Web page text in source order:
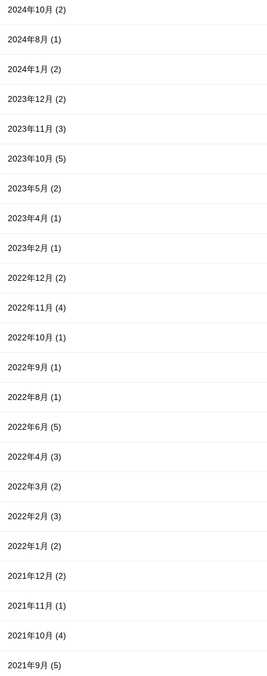
2024年10月(2)
2024年8月(1)
2024年1月(2)
2023年12月(2)
2023年11月(3)
2023年10月(5)
2023年5月(2)
2023年4月(1)
2023年2月(1)
2022年12月(2)
2022年11月(4)
2022年10月(1)
2022年9月(1)
2022年8月(1)
2022年6月(5)
2022年4月(3)
2022年3月(2)
2022年2月(3)
2022年1月(2)
2021年12月(2)
2021年11月(1)
2021年10月(4)
2021年9月(5)